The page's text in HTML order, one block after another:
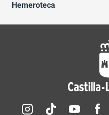
Hemeroteca
Redes sociales JCCM